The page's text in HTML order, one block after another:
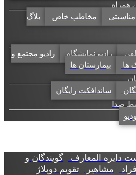
مخاطب خاص
بلاگ
رادیو نمایشگاه
رادیو مجتمع و
بیمارستان ها
ساندافکت رایگان
المعارف گویندگان و
مشاهیر تقویم دوبلاژ